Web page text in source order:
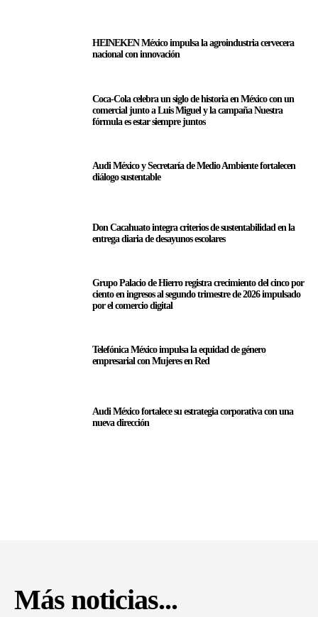
HEINEKEN México impulsa la agroindustria cervecera
nacional con innovación
Coca-Cola celebra un siglo de historia en México con un
comercial junto a Luis Miguel y la campaña Nuestra
fórmula es estar siempre juntos
Audi México y Secretaría de Medio Ambiente fortalecen
diálogo sustentable
Don Cacahuato integra criterios de sustentabilidad en la
entrega diaria de desayunos escolares
Grupo Palacio de Hierro registra crecimiento del cinco por
ciento en ingresos al segundo trimestre de 2026 impulsado
por el comercio digital
Telefónica México impulsa la equidad de género
empresarial con Mujeres en Red
Audi México fortalece su estrategia corporativa con una
nueva dirección
Más noticias...